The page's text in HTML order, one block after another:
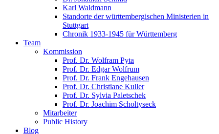
Karl Waldmann
Standorte der württembergischen Ministerien in
Stuttgart
Chronik 1933-1945 für Württemberg
Team
Kommission
Prof. Dr. Wolfram Pyta
Prof. Dr. Edgar Wolfrum
Prof. Dr. Frank Engehausen
Prof. Dr. Christiane Kuller
Prof. Dr. Sylvia Paletschek
Prof. Dr. Joachim Scholtyseck
Mitarbeiter
Public History
Blog